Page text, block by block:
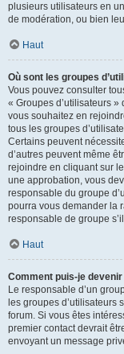
plusieurs utilisateurs en
de modération, ou bien
Haut
Où sont les groupes
Vous pouvez consulter
« Groupes d’utilisateurs
vous souhaitez en
tous les groupes
Certains peuvent
d’autres peuvent même
rejoindre en cliquant sur
une approbation, vous
responsable du groupe
pourra vous demander la
responsable de groupe
Haut
Comment puis-je devenir
Le responsable d’un
les groupes d’utilisateurs
forum. Si vous êtes
premier contact devrait
envoyant un message